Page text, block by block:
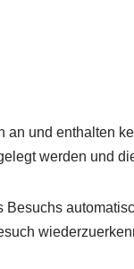
und enthalten
werden und